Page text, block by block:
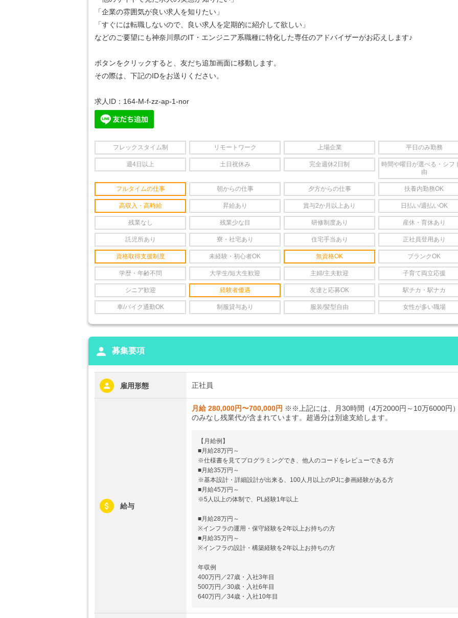
「企業の雰囲気が良い求人を知りたい」
「すぐには転職しないので、良い求人を定期的に紹介して欲しい」
などのご要望にも神奈川県のIT・エンジニア系職種に特化した専任のアドバイザーがお応えします♪
ボタンをクリックすると、友だち追加画面に移動します。
その際は、下記のIDをお送りください。
求人ID：164-M-f-zz-ap-1-nor
フレックスタイム制 リモートワーク 上場企業 平日のみ勤務
週4日以上 土日祝休み 完全週休2日制
時間や曜日が選べる・シフ
由
フルタイムの仕事 朝からの仕事 夕方からの仕事 扶養内勤務OK
高収入・高時給 昇給あり 賞与2か月以上あり 日払い/週払いOK
残業なし 残業少な目 研修制度あり 産休・育休あり
託児所あり 寮・社宅あり 住宅手当あり 正社員登用あり
資格取得支援制度 未経験・初心者OK 無資格OK ブランクOK
学歴・年齢不問 大学生/短大生歓迎 主婦/主夫歓迎 子育て両立応援
シニア歓迎 経験者優遇 友達と応募OK 駅チカ・駅ナカ
車/バイク通勤OK 制服貸与あり 服装/髪型自由 女性が多い職場
person 募集要項
雇用形態 正社員
給与
月給 280,000円〜700,000円 ※※上記には、月30時間（4万2000円～10万6000円
のみなし残業代が含まれています。超過分は別途支給します。
【月給例】
■月給28万円～
※仕様書を見てプログラミングでき、他人のコードをレビューできる方
■月給35万円～
※基本設計・詳細設計が出来る、100人月以上のPJに参画経験がある方
■月給45万円～
※5人以上の体制で、PL経験1年以上
■月給28万円～
※インフラの運用・保守経験を2年以上お持ちの方
■月給35万円～
※インフラの設計・構築経験を2年以上お持ちの方
年収例
400万円／27歳・入社3年目
500万円／30歳・入社6年目
640万円／34歳・入社10年目